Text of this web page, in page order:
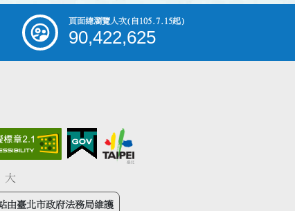
頁面總瀏覽人次(自105.7.15起)
90,422,625
大
由臺北市政府法務局維護